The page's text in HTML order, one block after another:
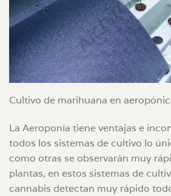
Cultivo de marihuana en
La Aeroponía tiene ventajas e
todos los sistemas de cultivo lo
como otras se observarán muy
plantas, en estos sistemas de
cannabis detectan muy rápido